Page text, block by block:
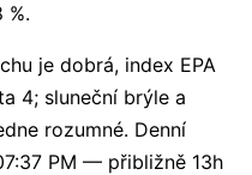
%.
je dobrá, index EPA
4; sluneční brýle a
rozumné. Denní
PM — přibližně 13h